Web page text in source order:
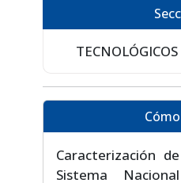
Caracterización
Sistema